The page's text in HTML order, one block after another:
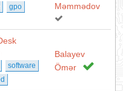
gpo
Məmmədov
software
Balayev
Ömər